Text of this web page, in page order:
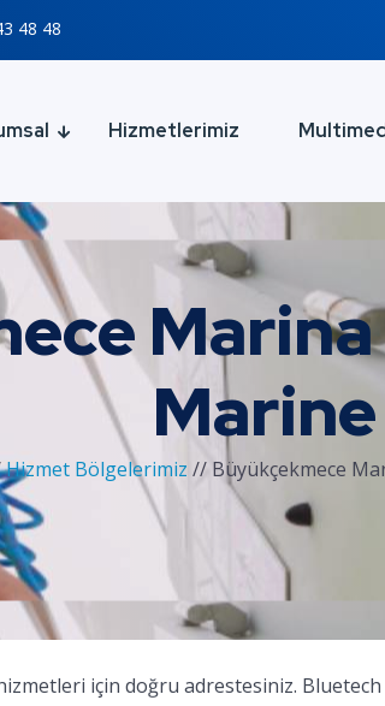
48 48
Hizmetlerimiz
Marine
Hizmet Bölgelerimiz // Büyükçekmece
için doğru adrestesiniz.